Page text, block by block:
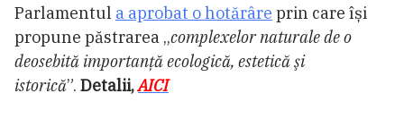
Parlamentul a aprobat o hotărâre prin care își
propune păstrarea „complexelor naturale de o
deosebită importanţă ecologică, estetică şi
istorică”. Detalii,AICI